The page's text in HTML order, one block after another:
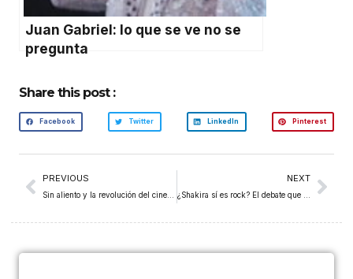
Juan Gabriel: lo que se ve no se
pregunta
Share this post :
Facebook Twitter LinkedIn Pinterest
PREVIOUS
Sin aliento y la revolución del cine: volver a Godard
NEXT
¿Shakira sí es rock? El debate que divide al Salón de la Fama del Rock & Roll